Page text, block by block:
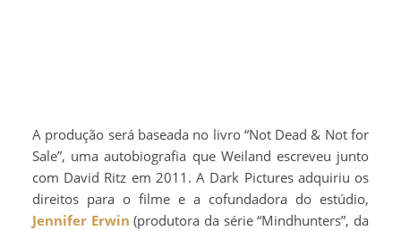
A produção será baseada no livro “Not Dead & Not for
Sale”, uma autobiografia que Weiland escreveu junto
com David Ritz em 2011. A Dark Pictures adquiriu os
direitos para o filme e a cofundadora do estúdio,
Jennifer Erwin (produtora da série “Mindhunters”, da